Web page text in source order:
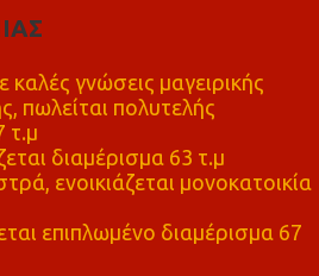
καλές γνώσεις μαγειρικής
πωλείται πολυτελής
τ.μ
διαμέρισμα 63 τ.μ
ενοικιάζεται μονοκατοικία
επιπλωμένο διαμέρισμα 67